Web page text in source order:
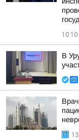
10:10
В